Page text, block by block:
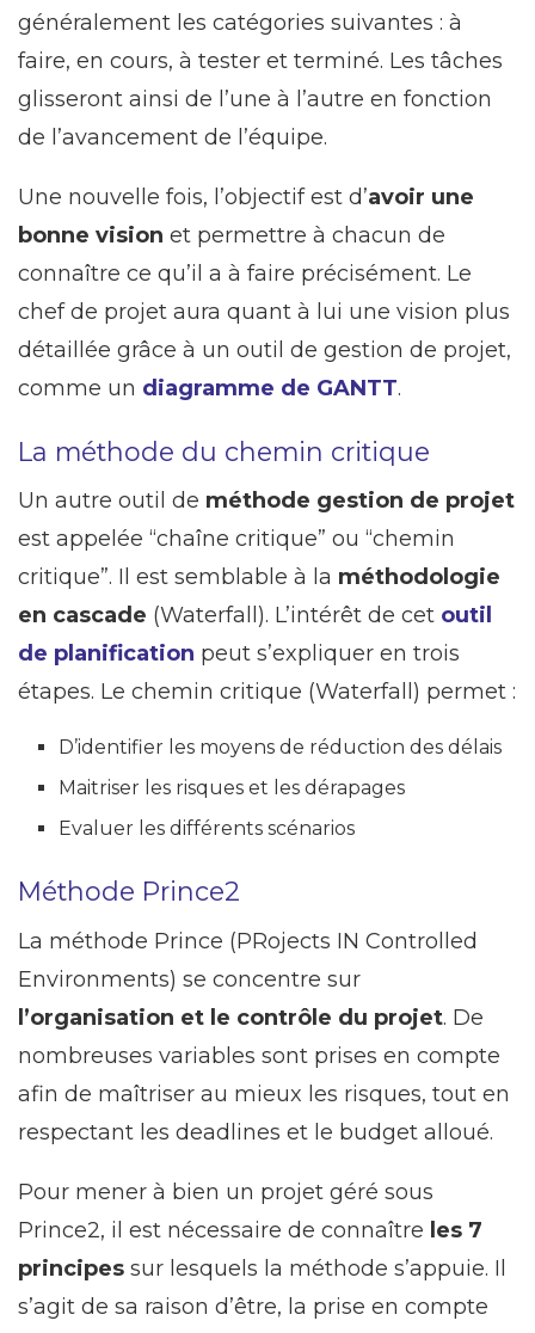
généralement les catégories suivantes : à
faire, en cours, à tester et terminé. Les tâches
glisseront ainsi de l’une à l’autre en fonction
de l’avancement de l’équipe.
Une nouvelle fois, l’objectif est d’avoir une
bonne vision et permettre à chacun de
connaître ce qu’il a à faire précisément. Le
chef de projet aura quant à lui une vision plus
détaillée grâce à un outil de gestion de projet,
comme un diagramme de GANTT.
La méthode du chemin critique
Un autre outil de méthode gestion de projet
est appelée “chaîne critique” ou “chemin
critique”. Il est semblable à la méthodologie
en cascade (Waterfall). L’intérêt de cet outil
de planification peut s’expliquer en trois
étapes. Le chemin critique (Waterfall) permet :
D’identifier les moyens de réduction des délais
Maitriser les risques et les dérapages
Evaluer les différents scénarios
Méthode Prince2
La méthode Prince (PRojects IN Controlled
Environments) se concentre sur
l’organisation et le contrôle du projet. De
nombreuses variables sont prises en compte
afin de maîtriser au mieux les risques, tout en
respectant les deadlines et le budget alloué.
Pour mener à bien un projet géré sous
Prince2, il est nécessaire de connaître les 7
principes sur lesquels la méthode s’appuie. Il
s’agit de sa raison d’être, la prise en compte